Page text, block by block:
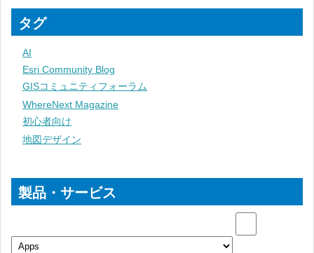
タグ
AI
Esri Community Blog
GISコミュニティフォーラム
WhereNext Magazine
初心者向け
地図デザイン
製品・サービス